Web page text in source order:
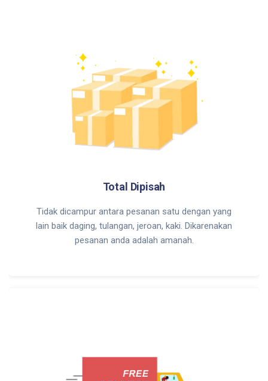
Total Dipisah
Tidak dicampur antara pesanan satu dengan yang
lain baik daging, tulangan, jeroan, kaki. Dikarenakan
pesanan anda adalah amanah.